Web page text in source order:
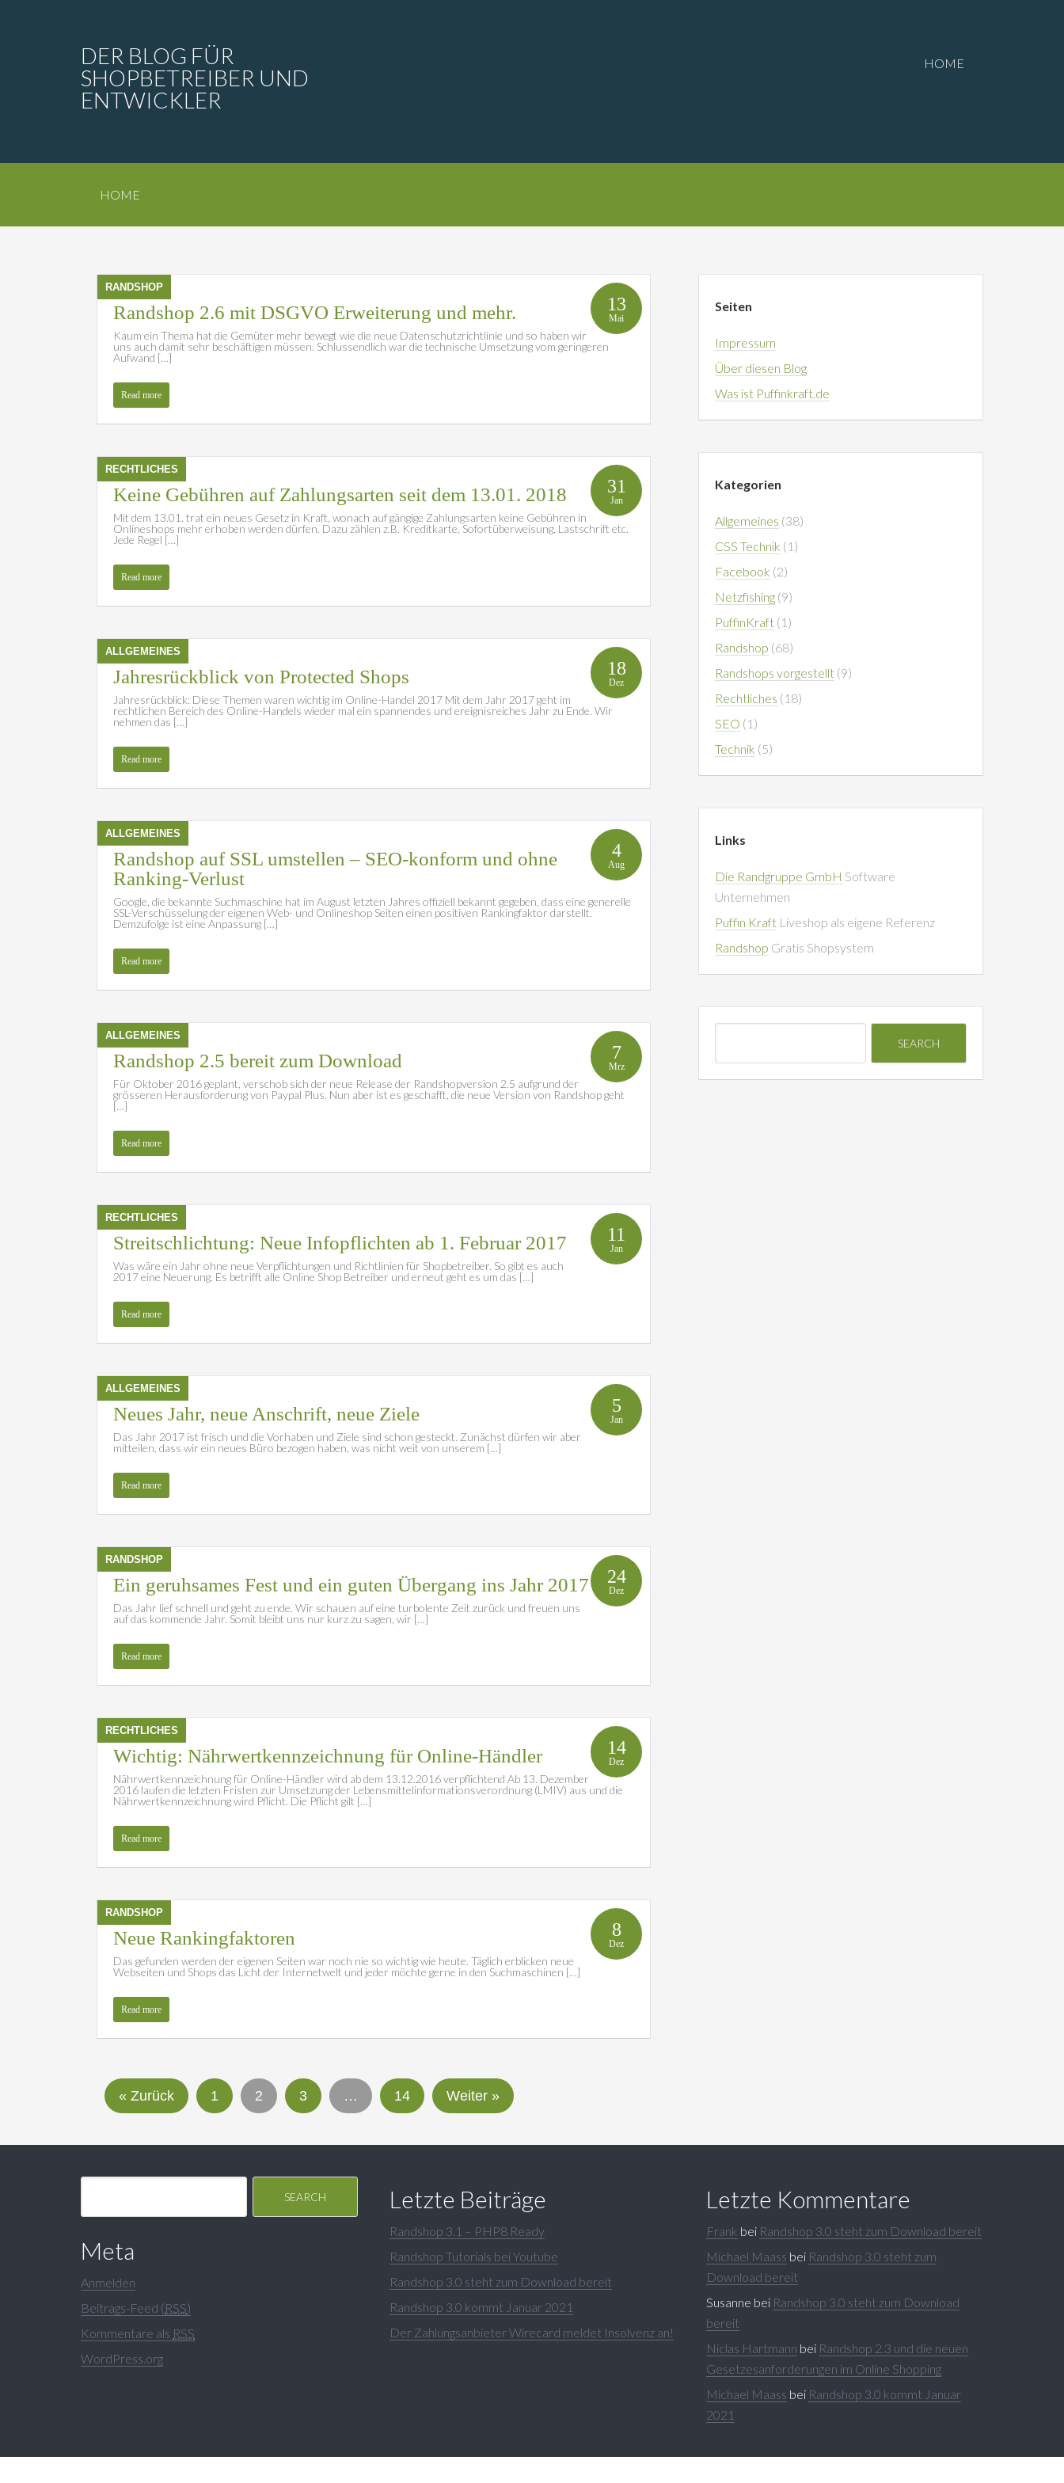
DER BLOG FÜR
SHOPBETREIBER UND
ENTWICKLER
HOME
HOME
RANDSHOP
13
Mai
Randshop 2.6 mit DSGVO Erweiterung und mehr.
Kaum ein Thema hat die Gemüter mehr bewegt wie die neue Datenschutzrichtlinie und so haben wir
uns auch damit sehr beschäftigen müssen. Schlussendlich war die technische Umsetzung vom geringeren
Aufwand […]
Read more
RECHTLICHES
31
Jan
Keine Gebühren auf Zahlungsarten seit dem 13.01. 2018
Mit dem 13.01. trat ein neues Gesetz in Kraft, wonach auf gängige Zahlungsarten keine Gebühren in
Onlineshops mehr erhoben werden dürfen. Dazu zählen z.B. Kreditkarte, Sofortüberweisung, Lastschrift etc.
Jede Regel […]
Read more
ALLGEMEINES
18
Dez
Jahresrückblick von Protected Shops
Jahresrückblick: Diese Themen waren wichtig im Online-Handel 2017 Mit dem Jahr 2017 geht im
rechtlichen Bereich des Online-Handels wieder mal ein spannendes und ereignisreiches Jahr zu Ende. Wir
nehmen das […]
Read more
ALLGEMEINES
4
Aug
Randshop auf SSL umstellen – SEO-konform und ohne
Ranking-Verlust
Google, die bekannte Suchmaschine hat im August letzten Jahres offiziell bekannt gegeben, dass eine generelle
SSL-Verschüsselung der eigenen Web- und Onlineshop Seiten einen positiven Rankingfaktor darstellt.
Demzufolge ist eine Anpassung […]
Read more
ALLGEMEINES
7
Mrz
Randshop 2.5 bereit zum Download
Für Oktober 2016 geplant, verschob sich der neue Release der Randshopversion 2.5 aufgrund der
grösseren Herausforderung von Paypal Plus. Nun aber ist es geschafft, die neue Version von Randshop geht
[…]
Read more
RECHTLICHES
11
Jan
Streitschlichtung: Neue Infopflichten ab 1. Februar 2017
Was wäre ein Jahr ohne neue Verpflichtungen und Richtlinien für Shopbetreiber. So gibt es auch
2017 eine Neuerung. Es betrifft alle Online Shop Betreiber und erneut geht es um das […]
Read more
ALLGEMEINES
5
Jan
Neues Jahr, neue Anschrift, neue Ziele
Das Jahr 2017 ist frisch und die Vorhaben und Ziele sind schon gesteckt. Zunächst dürfen wir aber
mitteilen, dass wir ein neues Büro bezogen haben, was nicht weit von unserem […]
Read more
RANDSHOP
24
Dez
Ein geruhsames Fest und ein guten Übergang ins Jahr 2017
Das Jahr lief schnell und geht zu ende. Wir schauen auf eine turbolente Zeit zurück und freuen uns
auf das kommende Jahr. Somit bleibt uns nur kurz zu sagen, wir […]
Read more
RECHTLICHES
14
Dez
Wichtig: Nährwertkennzeichnung für Online-Händler
Nährwertkennzeichnung für Online-Händler wird ab dem 13.12.2016 verpflichtend Ab 13. Dezember
2016 laufen die letzten Fristen zur Umsetzung der Lebensmittelinformationsverordnung (LMIV) aus und die
Nährwertkennzeichnung wird Pflicht. Die Pflicht gilt […]
Read more
RANDSHOP
8
Dez
Neue Rankingfaktoren
Das gefunden werden der eigenen Seiten war noch nie so wichtig wie heute. Täglich erblicken neue
Webseiten und Shops das Licht der Internetwelt und jeder möchte gerne in den Suchmaschinen […]
Read more
« Zurück 1 2 3 … 14 Weiter »
Seiten
Impressum
Über diesen Blog
Was ist Puffinkraft.de
Kategorien
Allgemeines (38)
CSS Technik (1)
Facebook (2)
Netzfishing (9)
PuffinKraft (1)
Randshop (68)
Randshops vorgestellt (9)
Rechtliches (18)
SEO (1)
Technik (5)
Links
Die Randgruppe GmbH Software
Unternehmen
Puffin Kraft Liveshop als eigene Referenz
Randshop Gratis Shopsystem
Meta
Anmelden
Beitrags-Feed (RSS)
Kommentare als RSS
WordPress.org
Letzte Beiträge
Randshop 3.1 – PHP8 Ready
Randshop Tutorials bei Youtube
Randshop 3.0 steht zum Download bereit
Randshop 3.0 kommt Januar 2021
Der Zahlungsanbieter Wirecard meldet Insolvenz an!
Letzte Kommentare
Frank bei Randshop 3.0 steht zum Download bereit
Michael Maass bei Randshop 3.0 steht zum
Download bereit
Susanne bei Randshop 3.0 steht zum Download
bereit
Niclas Hartmann bei Randshop 2.3 und die neuen
Gesetzesanforderungen im Online Shopping
Michael Maass bei Randshop 3.0 kommt Januar
2021